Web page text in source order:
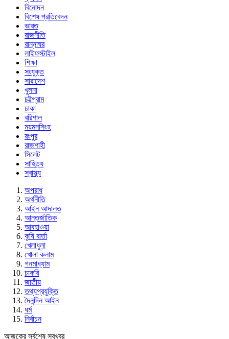
বিনোদন
বিশেষ প্রতিবেদন
ভারত
রাজনীতি
রান্নাঘর
লাইফস্টাইল
শিক্ষা
সংযুক্ত
সারাদেশ
খুলনা
চট্টগ্রাম
ঢাকা
বরিশাল
ময়মনসিংহ
রংপুর
রাজশাহী
সিলেট
সাহিত্য
স্বাস্থ্য
অপরাধ
অর্থনীতি
আইন আদালত
আন্তর্জাতিক
আবহাওয়া
কৃষি বার্তা
খেলাধুলা
খোলা কলাম
গনমাধ্যাম
চাকরি
জাতীয়
তথ্যপ্রযুক্তি
দৈনন্দিন আইন
ধর্ম
নির্বাচন
আজকের সর্বশেষ সবখবর